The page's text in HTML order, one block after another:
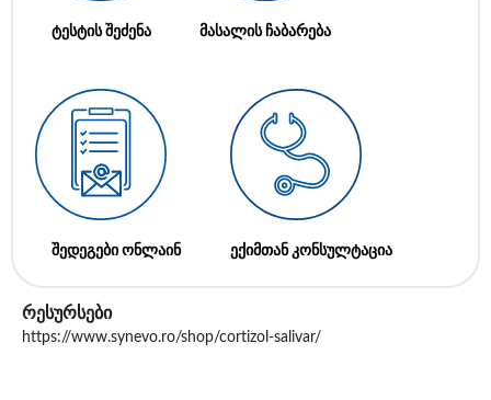
ტესტის შეძენა მასალის ჩაბარება
შედეგები ონლაინ ექიმთან კონსულტაცია
რესურსები
https://www.synevo.ro/shop/cortizol-salivar/